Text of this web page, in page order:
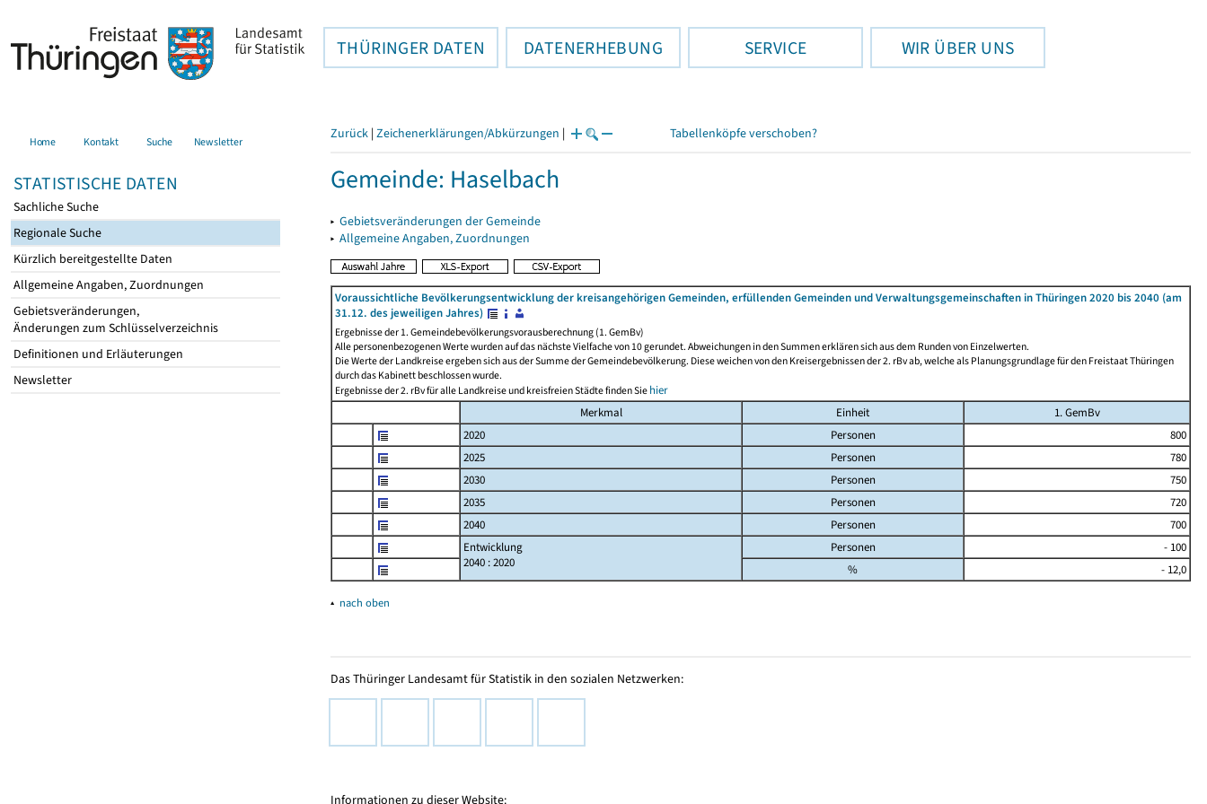
THÜRINGER DATEN DATENERHEBUNG SERVICE WIR ÜBER UNS
Home Kontakt Suche Newsletter
STATISTISCHE DATEN
Sachliche Suche
Regionale Suche
Kürzlich bereitgestellte Daten
Allgemeine Angaben, Zuordnungen
Gebietsveränderungen,
Änderungen zum Schlüsselverzeichnis
Definitionen und Erläuterungen
Newsletter
Zurück | Zeichenerklärungen/Abkürzungen | Tabellenköpfe verschoben?
Gemeinde: Haselbach
▸ Gebietsveränderungen der Gemeinde
▸ Allgemeine Angaben, Zuordnungen
Voraussichtliche Bevölkerungsentwicklung der kreisangehörigen Gemeinden, erfüllenden Gemeinden und Verwaltungsgemeinschaften in Thüringen 2020 bis 2040 (am
31.12. des jeweiligen Jahres)
Ergebnisse der 1. Gemeindebevölkerungsvorausberechnung (1. GemBv)
Alle personenbezogenen Werte wurden auf das nächste Vielfache von 10 gerundet. Abweichungen in den Summen erklären sich aus dem Runden von Einzelwerten.
Die Werte der Landkreise ergeben sich aus der Summe der Gemeindebevölkerung. Diese weichen von den Kreisergebnissen der 2. rBv ab, welche als Planungsgrundlage für den Freistaat Thüringen
durch das Kabinett beschlossen wurde.
Ergebnisse der 2. rBv für alle Landkreise und kreisfreien Städte finden Siehier
Merkmal
Einheit
1. GemBv
2020
Personen
800
2025
Personen
780
2030
Personen
750
2035
Personen
720
2040
Personen
700
Entwicklung
2040 : 2020
Personen
- 100
%
- 12,0
▴ nach oben
Das Thüringer Landesamt für Statistik in den sozialen Netzwerken:
Informationen zu dieser Website: